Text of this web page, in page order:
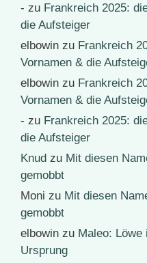
- zu Frankreich 2025:
die Aufsteiger
elbowin zu Frankreich
Vornamen & die
elbowin zu Frankreich
Vornamen & die
- zu Frankreich 2025:
die Aufsteiger
Knud zu Mit diesen
gemobbt
Moni zu Mit diesen
gemobbt
elbowin zu Maleo: Löwe
Ursprung